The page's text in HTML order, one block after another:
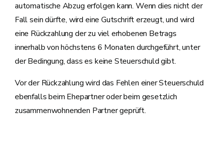
automatische Abzug erfolgen kann. Wenn dies nicht der
Fall sein dürfte, wird eine Gutschrift erzeugt, und wird
eine Rückzahlung der zu viel erhobenen Betrags
innerhalb von höchstens 6 Monaten durchgeführt, unter
der Bedingung, dass es keine Steuerschuld gibt.
Vor der Rückzahlung wird das Fehlen einer Steuerschuld
ebenfalls beim Ehepartner oder beim gesetzlich
zusammenwohnenden Partner geprüft.